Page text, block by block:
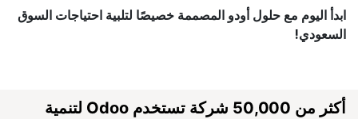
ابدأ اليوم مع حلول أودو المصممة خصيصًا لتلبية احتياجات السوق
السعودي!
أكثر من 50,000 شركة تستخدم Odoo لتنمية